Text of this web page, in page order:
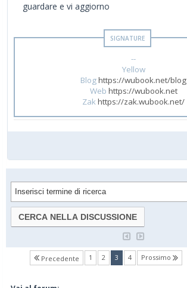
guardare e vi aggiorno
--
Yellow
Bloghttps://wubook.net/blog
Web https://wubook.net
Zakhttps://zak.wubook.net/
Precedente 1 2 3(current)
4 Prossimo